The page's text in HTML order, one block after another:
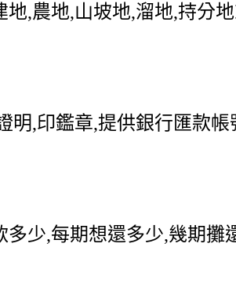
,農地,山坡地,溜地,持分
,印鑑章,提供銀行匯款帳
少,每期想還多少,幾期